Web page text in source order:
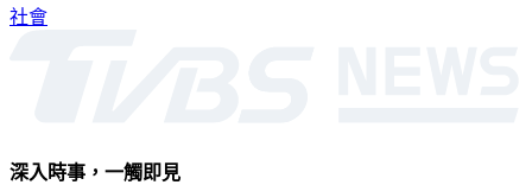
社會
深入時事，一觸即見